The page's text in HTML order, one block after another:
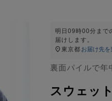
明日 09時00分 まで
届けします。
東京都 お届け先を
裏面パイルで年
スウェッ